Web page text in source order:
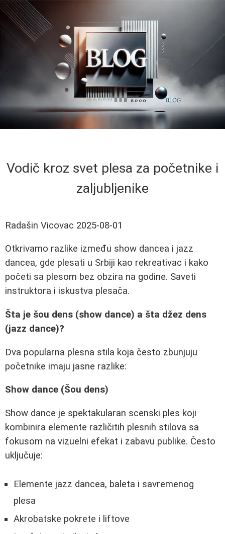
Vodič kroz svet plesa za početnike i
zaljubljenike
Radašin Vicovac 2025-08-01
Otkrivamo razlike između show dancea i jazz
dancea, gde plesati u Srbiji kao rekreativac i kako
početi sa plesom bez obzira na godine. Saveti
instruktora i iskustva plesača.
Šta je šou dens (show dance) a šta džez dens
(jazz dance)?
Dva popularna plesna stila koja često zbunjuju
početnike imaju jasne razlike:
Show dance (Šou dens)
Show dance je spektakularan scenski ples koji
kombinira elemente različitih plesnih stilova sa
fokusom na vizuelni efekat i zabavu publike. Često
uključuje:
Elemente jazz dancea, baleta i savremenog
plesa
Akrobatske pokrete i liftove